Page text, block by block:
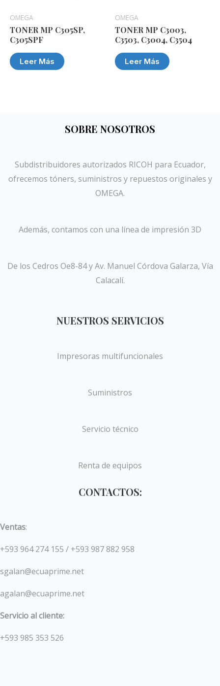
OMEGA
TONER MP C305SP,
C305SPF
Leer Más
OMEGA
TONER MP C3003,
C3503, C3004, C3504
Leer Más
SOBRE NOSOTROS
Subdistribuidores autorizados RICOH para Ecuador,
ofrecemos tóners, suministros y repuestos originales y
OMEGA.
Además, contamos con una línea de impresión 3D
De los Cedros Oe8-84 y Av. Manuel Córdova Galarza, Vía
Calacalí.
NUESTROS SERVICIOS
Impresoras multifuncionales
Suministros
Servicio técnico
Renta de equipos
CONTACTOS:
Ventas:
+593 964 274 155 / +593 987 882 958
sgalan@ecuaprime.net
agalan@ecuaprime.net
Servicio al cliente:
+593 985 353 526